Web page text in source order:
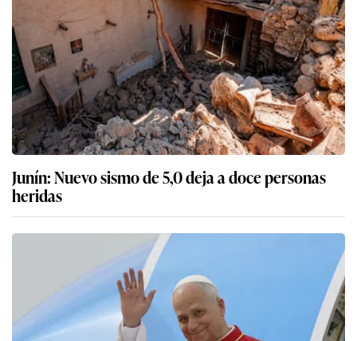
Junín: Nuevo sismo de 5,0 deja a doce personas
heridas